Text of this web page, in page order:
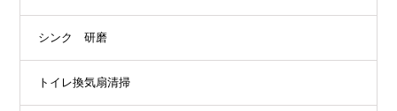
シンク 研磨
トイレ換気扇清掃